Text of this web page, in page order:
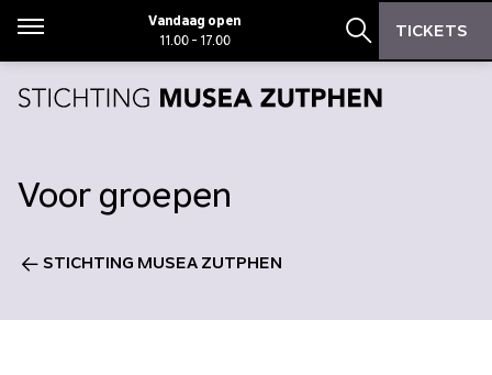
Menu
Vandaag open
11.00 - 17.00
Zoekbalk
TICKETS
Zoeken Zoeken
STICHTING MUSEA ZUTPHEN
Voor groepen